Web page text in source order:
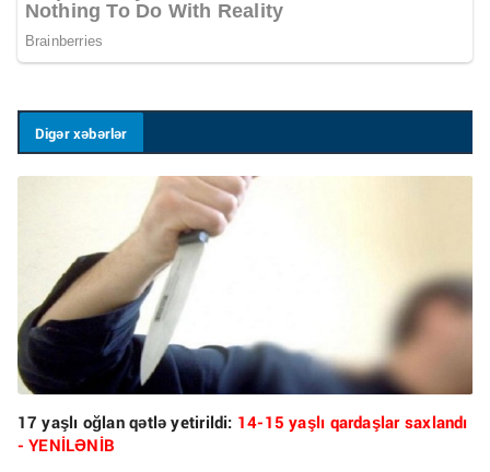
Digər xəbərlər
17 yaşlı oğlan qətlə yetirildi: 14-15 yaşlı qardaşlar saxlandı
- YENİLƏNİB